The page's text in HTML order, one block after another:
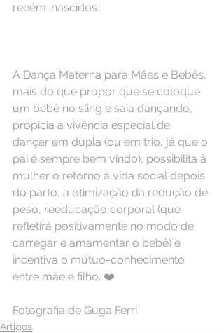
recém-nascidos.
A Dança Materna para Mães e Bebês,
mais do que propor que se coloque
um bebê no sling e saia dançando,
propicia a vivência especial de
dançar em dupla (ou em trio, já que o
pai é sempre bem vindo), possibilita à
mulher o retorno à vida social depois
do parto, a otimização da redução de
peso, reeducação corporal (que
refletirá positivamente no modo de
carregar e amamentar o bebê) e
incentiva o mútuo-conhecimento
entre mãe e filho. ❤️
Fotografia de Guga Ferri
Artigos